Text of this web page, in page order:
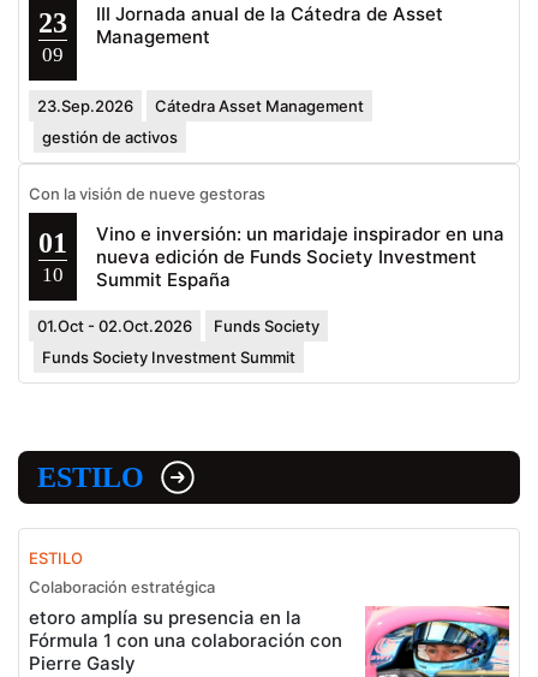
23
09
III Jornada anual de la Cátedra de Asset
Management
23.Sep.2026
Cátedra Asset Management
gestión de activos
Con la visión de nueve gestoras
01
10
Vino e inversión: un maridaje inspirador en una
nueva edición de Funds Society Investment
Summit España
01.Oct - 02.Oct.2026
Funds Society
Funds Society Investment Summit
ESTILO
ESTILO
Colaboración estratégica
etoro amplía su presencia en la
Fórmula 1 con una colaboración con
Pierre Gasly